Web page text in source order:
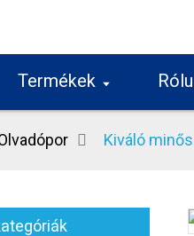
Termékek
Kiváló